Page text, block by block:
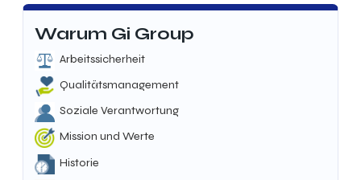
Warum Gi Group
Arbeitssicherheit
Qualitätsmanagement
Soziale Verantwortung
Mission und Werte
Historie